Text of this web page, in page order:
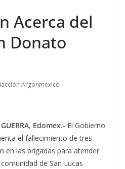
Acerca del
Donato
Argonmexico
Edomex.- El Gobierno
el fallecimiento de tres
en las brigadas para atender
de San Lucas